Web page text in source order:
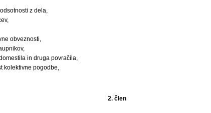
z dela,
obveznosti,
in druga povračila,
kolektivne pogodbe,
2. člen